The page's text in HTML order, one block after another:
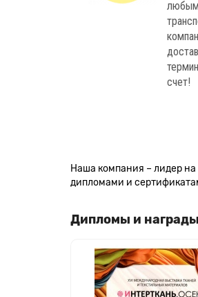
счет!
Наша компания – лидер
дипломами и
Дипломы и